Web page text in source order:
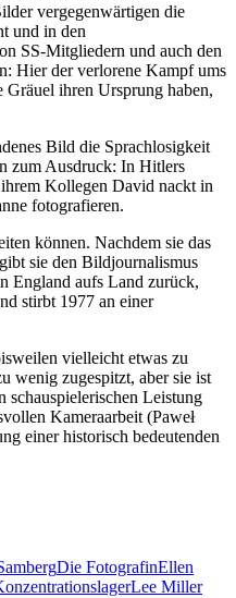
vergegenwärtigen die
und in den
SS-Mitgliedern und auch den
Hier der verlorene Kampf ums
ihren Ursprung haben,
Bild die Sprachlosigkeit
zum Ausdruck: In Hitlers
Kollegen David nackt in
fotografieren.
können. Nachdem sie das
sie den Bildjournalismus
England aufs Land zurück,
stirbt 1977 an einer
vielleicht etwas zu
wenig zugespitzt, aber sie ist
Leistung
Kameraarbeit (Paweł
einer historisch bedeutenden
Die FotografinEllen
Lee Miller